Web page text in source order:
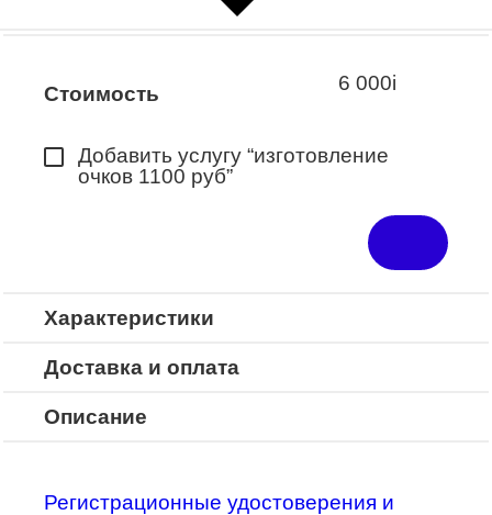
Стоимость 6 000i
Добавить услугу “изготовление
очков 1100 руб”
Характеристики
Доставка и оплата
Описание
Регистрационные удостоверения и